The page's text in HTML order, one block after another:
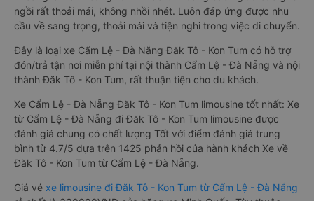
ngồi rất thoải mái, không nhồi nhét. Luôn đáp ứng được nhu
cầu về sang trọng, thoải mái và tiện nghi trong việc di chuyển.
Đây là loại xe Cẩm Lệ - Đà Nẵng Đăk Tô - Kon Tum có hỗ trợ
đón/trả tận nơi miễn phí tại nội thành Cẩm Lệ - Đà Nẵng và nội
thành Đăk Tô - Kon Tum, rất thuận tiện cho du khách.
Xe Cẩm Lệ - Đà Nẵng Đăk Tô - Kon Tum limousine tốt nhất: Xe
từ Cẩm Lệ - Đà Nẵng đi Đăk Tô - Kon Tum limousine được
đánh giá chung có chất lượng Tốt với điểm đánh giá trung
bình từ 4.7/5 dựa trên 1425 phản hồi của hành khách Xe về
Đăk Tô - Kon Tum từ Cẩm Lệ - Đà Nẵng.
Giá vé xe limousine đi Đăk Tô - Kon Tum từ Cẩm Lệ - Đà Nẵng